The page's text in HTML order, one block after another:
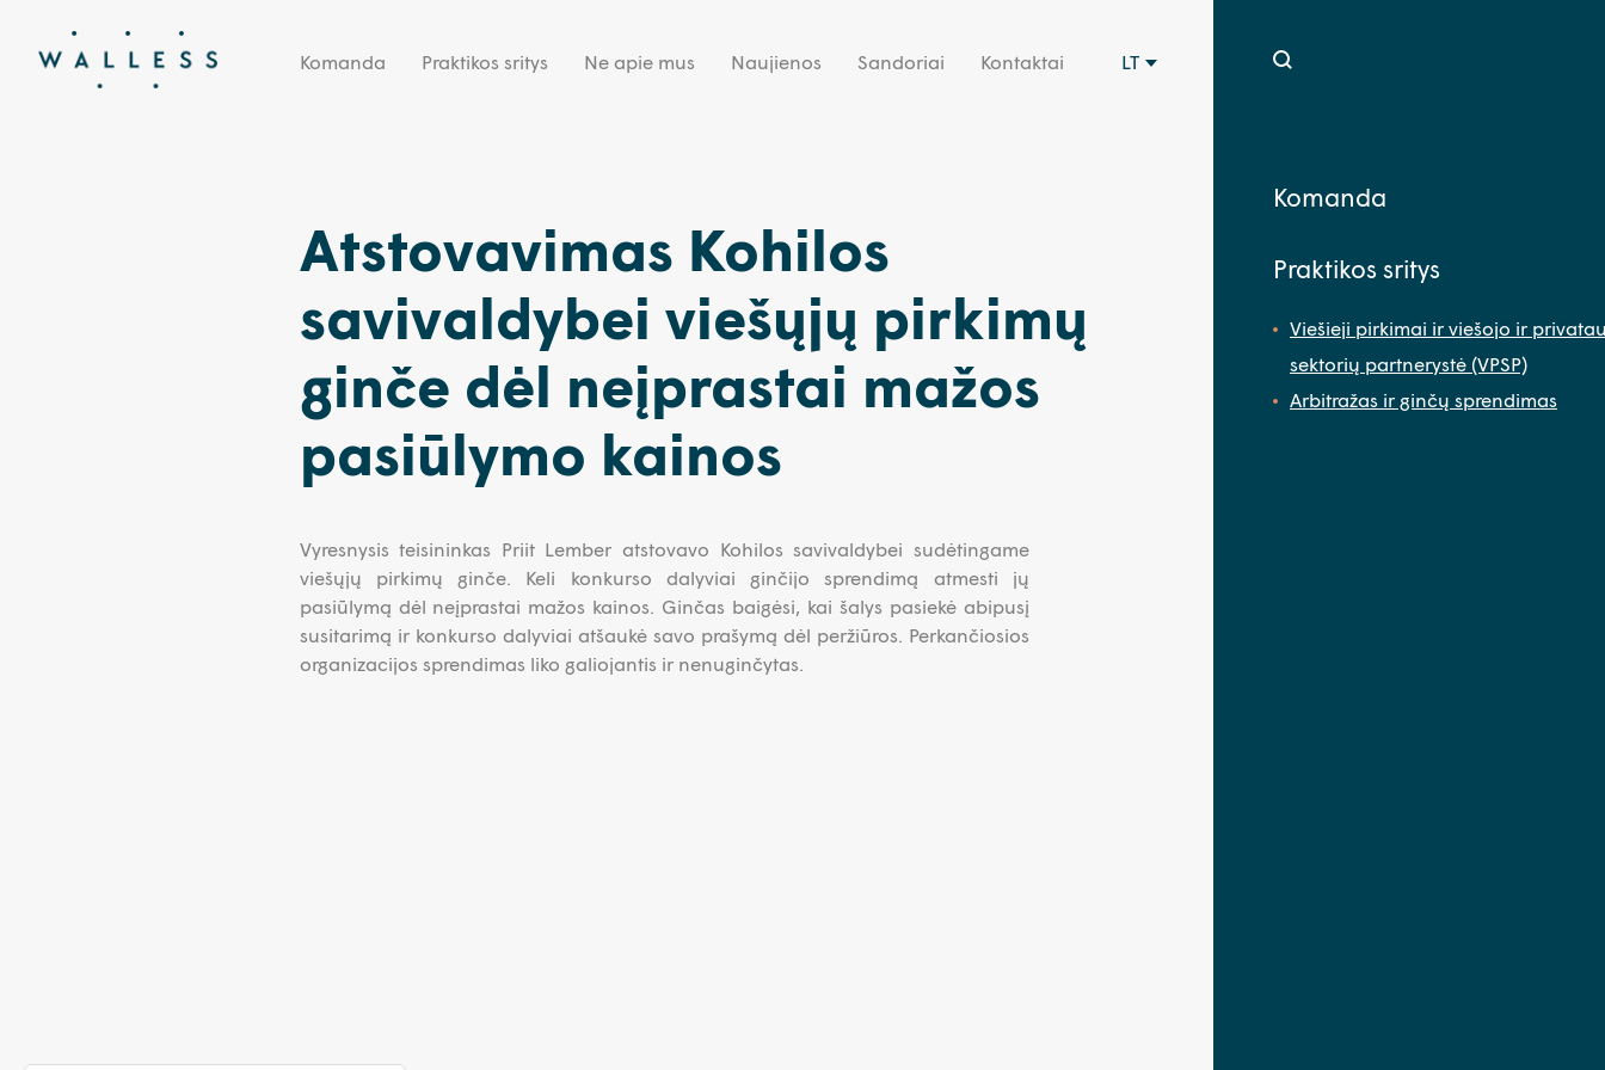
Komanda Praktikos sritys Ne apie mus Naujienos Sandoriai Kontaktai LT
Atstovavimas Kohilos
savivaldybei viešųjų pirkimų
ginče dėl neįprastai mažos
pasiūlymo kainos
Vyresnysis teisininkas Priit Lember atstovavo Kohilos savivaldybei sudėtingame
viešųjų pirkimų ginče. Keli konkurso dalyviai ginčijo sprendimą atmesti jų
pasiūlymą dėl neįprastai mažos kainos. Ginčas baigėsi, kai šalys pasiekė abipusį
susitarimą ir konkurso dalyviai atšaukė savo prašymą dėl peržiūros. Perkančiosios
organizacijos sprendimas liko galiojantis ir nenuginčytas.
Komanda
Praktikos sritys
Viešieji pirkimai ir viešojo ir
sektorių partnerystė (VPSP)
Arbitražas ir ginčų sprendimas